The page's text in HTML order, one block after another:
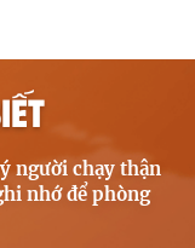
người chạy thận
nhớ để phòng